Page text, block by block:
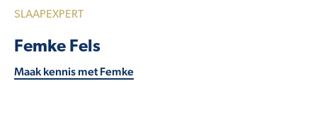
SLAAPEXPERT
Femke Fels
Maak kennis met Femke